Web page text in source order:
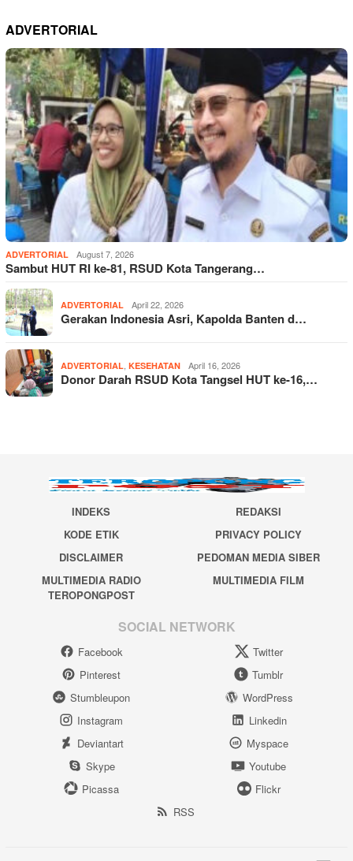
ADVERTORIAL
ADVERTORIAL August 7, 2026
Sambut HUT RI ke-81, RSUD Kota Tangerang…
ADVERTORIAL April 22, 2026
Gerakan Indonesia Asri, Kapolda Banten d…
ADVERTORIAL KESEHATAN April 16, 2026
Donor Darah RSUD Kota Tangsel HUT ke-16,…
INDEKS
REDAKSI
KODE ETIK
PRIVACY POLICY
DISCLAIMER
PEDOMAN MEDIA SIBER
MULTIMEDIA RADIO
TEROPONGPOST
MULTIMEDIA FILM
SOCIAL NETWORK
Facebook
Twitter
Pinterest
Tumblr
Stumbleupon
WordPress
Instagram
Linkedin
Deviantart
Myspace
Skype
Youtube
Picassa
Flickr
RSS